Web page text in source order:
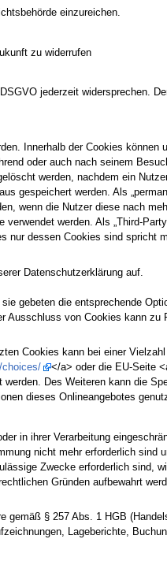
einzureichen.
zu widerrufen
jederzeit widersprechen.
Innerhalb der Cookies
oder auch nach seinem
werden, nachdem ein
gespeichert werden. Als
wenn die Nutzer diese nach
werden. Als „Third-
nur dessen Cookies sind spricht
Datenschutzerklärung auf.
gebeten die entsprechende
von Cookies kann zu
Cookies kann bei einer
choices/
</a> oder die EU-Seite
werden. Des Weiteren kann die
dieses Onlineangebotes
in ihrer Verarbeitung
nicht mehr erforderlich sind
Zwecke erforderlich sind,
Gründen aufbewahrt
§ 257 Abs. 1 HGB
Lageberichte,